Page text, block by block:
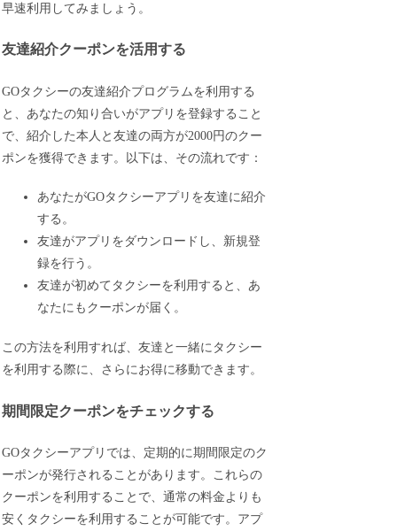
早速利用してみましょう。
友達紹介クーポンを活用する
GOタクシーの友達紹介プログラムを利用する
と、あなたの知り合いがアプリを登録すること
で、紹介した本人と友達の両方が2000円のクー
ポンを獲得できます。以下は、その流れです：
あなたがGOタクシーアプリを友達に紹介
する。
友達がアプリをダウンロードし、新規登
録を行う。
友達が初めてタクシーを利用すると、あ
なたにもクーポンが届く。
この方法を利用すれば、友達と一緒にタクシー
を利用する際に、さらにお得に移動できます。
期間限定クーポンをチェックする
GOタクシーアプリでは、定期的に期間限定のク
ーポンが発行されることがあります。これらの
クーポンを利用することで、通常の料金よりも
安くタクシーを利用することが可能です。アプ